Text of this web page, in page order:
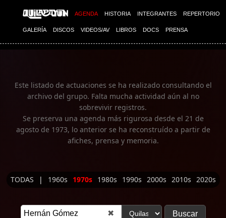
AGENDA HISTORIA INTEGRANTES REPERTORIO
GALERÍA DISCOS VIDEOS/AV LIBROS DOCS PRENSA
Imagen 01
Este listado de actuaciones se ha realizado consultando el
archivo del grupo. Falta mucha actividad aún al no
sobrevivir registros.
Se preserva una agenda más rigurosa desde el 21 de
agosto de 1973, lo anterior se ha reconstruído a partir de
afiches, prensa y memoria.
TODAS | 1960s 1970s 1980s 1990s 2000s 2010s 2020s
✖